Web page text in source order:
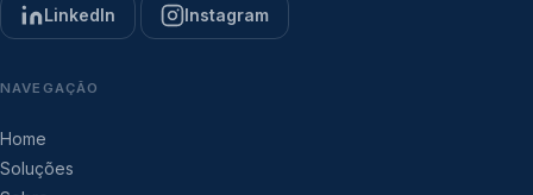
LinkedIn Instagram
NAVEGAÇÃO
Home
Soluções